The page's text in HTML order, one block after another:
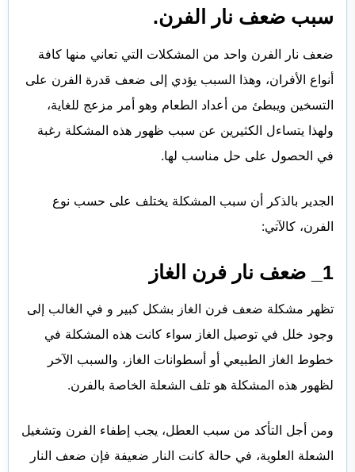
سبب ضعف نار الفرن.
ضعف نار الفرن واحد من المشكلات التي تعاني منها كافة
أنواع الأفران، وهذا السبب يؤدي إلى ضعف قدرة الفرن على
التسخين ويبطئ من أعداد الطعام وهو أمر مزعج للغاية،
ولهذا يتساءل الكثيرين عن سبب ظهور هذه المشكلة رغبة
في الحصول على حل مناسب لها.
الجدير بالذكر أن سبب المشكلة يختلف على حسب نوع
الفرن، كالآتي:
1_ ضعف نار فرن الغاز
تظهر مشكلة ضعف فرن الغاز بشكل كبير و في الغالب إلى
وجود خلل في توصيل الغاز سواء كانت هذه المشكلة في
خطوط الغاز الطبيعي أو أسطوانات الغاز، والسبب الآخر
لظهور هذه المشكلة هو تلف الشعلة الخاصة بالفرن.
ومن أجل التأكد من سبب العطل، يجب إطفاء الفرن وتشغيل
الشعلة العلوية، في حالة كانت النار ضعيفة فإن ضعف النار